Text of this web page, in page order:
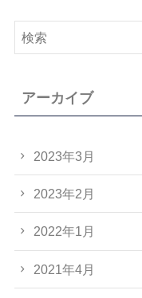
アーカイブ
2023年3月
2023年2月
2022年1月
2021年4月